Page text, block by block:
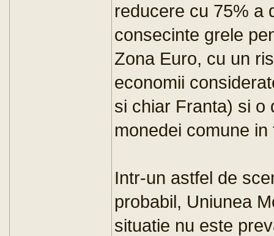
reducere cu 75% a
consecinte grele
Zona Euro, cu un
economii
si chiar Franta) si o
monedei comune
Intr-un astfel de
probabil, Uniunea
situatie nu este